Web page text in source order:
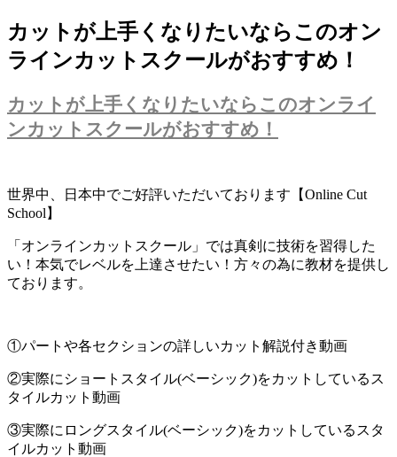
カットが上手くなりたいならこのオン
ラインカットスクールがおすすめ！
カットが上手くなりたいならこのオンライ
ンカットスクールがおすすめ！
世界中、日本中でご好評いただいております【Online Cut
School】
「オンラインカットスクール」では真剣に技術を習得した
い！本気でレベルを上達させたい！方々の為に教材を提供し
ております。
①パートや各セクションの詳しいカット解説付き動画
②実際にショートスタイル(ベーシック)をカットしているス
タイルカット動画
③実際にロングスタイル(ベーシック)をカットしているスタ
イルカット動画